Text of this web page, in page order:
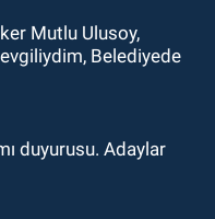
Mutlu Ulusoy,
Belediyede
duyurusu. Adaylar